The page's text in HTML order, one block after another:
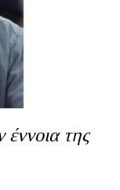
έννοια της